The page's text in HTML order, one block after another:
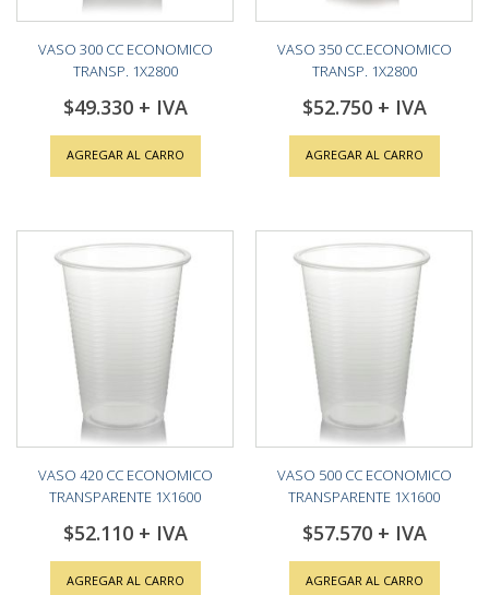
VASO 300 CC ECONOMICO
TRANSP. 1X2800
$49.330
AGREGAR AL CARRO
VASO 350 CC.ECONOMICO
TRANSP. 1X2800
$52.750
AGREGAR AL CARRO
VASO 420 CC ECONOMICO
TRANSPARENTE 1X1600
$52.110
AGREGAR AL CARRO
VASO 500 CC ECONOMICO
TRANSPARENTE 1X1600
$57.570
AGREGAR AL CARRO